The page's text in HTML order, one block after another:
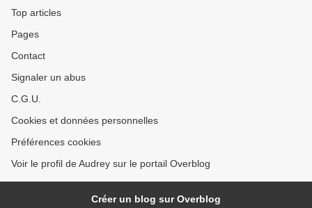
Top articles
Pages
Contact
Signaler un abus
C.G.U.
Cookies et données personnelles
Préférences cookies
Voir le profil de Audrey sur le portail Overblog
Créer un blog sur Overblog